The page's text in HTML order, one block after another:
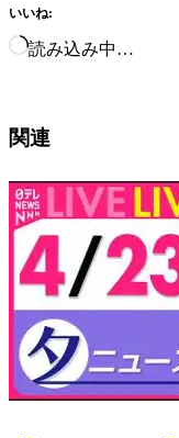
いいね:
読み込み中…
関連